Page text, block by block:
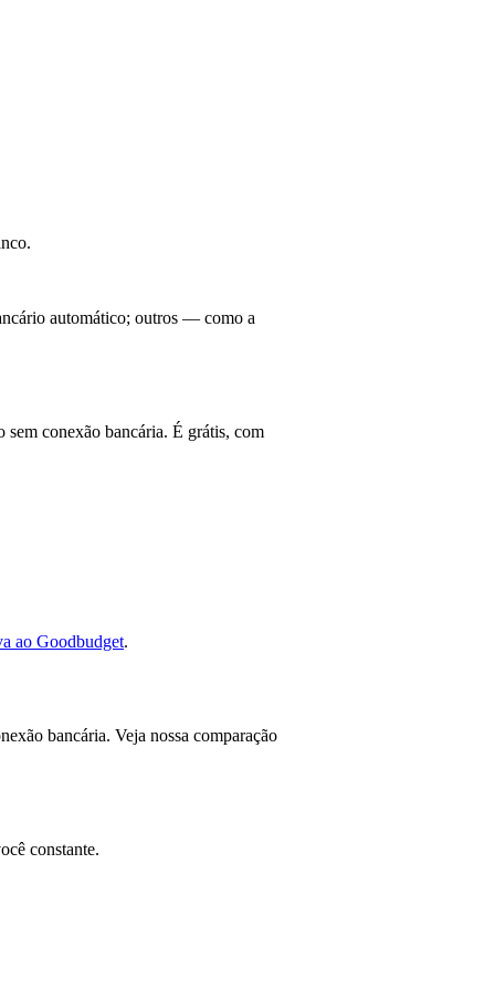
automático; outros — como a
conexão bancária. É grátis, com
ao Goodbudget.
bancária. Veja nossa comparação
constante.